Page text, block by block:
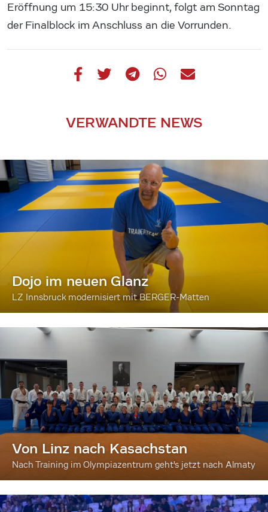
Eröffnung um 15:30 Uhr beginnt, folgt am Sonntag
der Finalblock im Anschluss an die Vorrunden.
VERWANDTE NEWS
Dojo im neuen Glanz
LZ Innsbruck modernisiert mit BERGER-Matten
Von Linz nach Kasachstan
Nach Training im Olympiazentrum geht's jetzt nach Almaty